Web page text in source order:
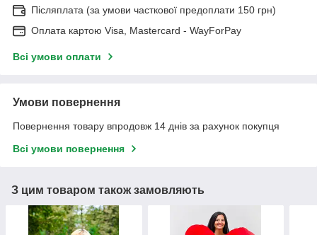
Післяплата (за умови часткової предоплати 150 грн)
Оплата картою Visa, Mastercard - WayForPay
Всі умови оплати
Умови повернення
Повернення товару впродовж 14 днів за рахунок покупця
Всі умови повернення
З цим товаром також замовляють